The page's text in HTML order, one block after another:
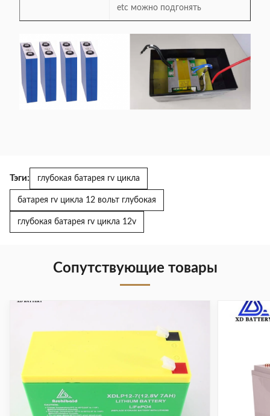
etc можно подгонять
Тэги: глубокая батарея rv цикла
батарея rv цикла 12 вольт глубокая
глубокая батарея rv цикла 12v
Сопутствующие товары